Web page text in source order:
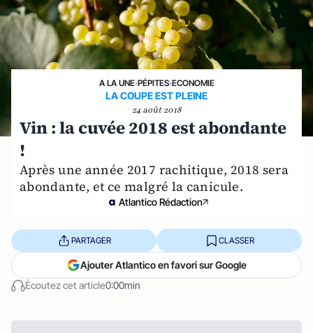
A LA UNE›PÉPITES›ECONOMIE
LA COUPE EST PLEINE
24 août 2018
Vin : la cuvée 2018 est abondante
!
Après une année 2017 rachitique, 2018 sera
abondante, et ce malgré la canicule.
Atlantico Rédaction
Écoutez cet article0:00min
PARTAGER CLASSER
Ajouter Atlantico en favori sur Google